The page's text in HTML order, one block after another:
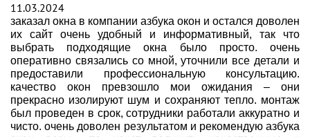
11.03.2024
заказал окна в компании азбука окон и остался доволен
их сайт очень удобный и информативный, так что
выбрать подходящие окна было просто. очень
оперативно связались со мной, уточнили все детали и
предоставили профессиональную консультацию.
качество окон превзошло мои ожидания – они
прекрасно изолируют шум и сохраняют тепло. монтаж
был проведен в срок, сотрудники работали аккуратно и
чисто. очень доволен результатом и рекомендую азбука